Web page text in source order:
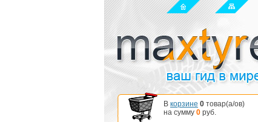
В корзине 0 товар(a/ов)
на сумму 0 руб.